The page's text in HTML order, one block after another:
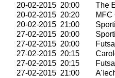
20-02-2015 20:00
The
20-02-2015 20:20
MFC
20-02-2015 21:00
27-02-2015 20:00
27-02-2015 20:00
27-02-2015 20:15
27-02-2015 20:15
27-02-2015 21:00